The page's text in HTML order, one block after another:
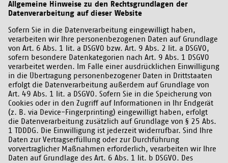
Allgemeine Hinweise zu den Rechtsgrundlagen der
Datenverarbeitung auf dieser Website
Sofern Sie in die Datenverarbeitung eingewilligt haben,
verarbeiten wir Ihre personenbezogenen Daten auf Grundlage
von Art. 6 Abs. 1 lit. a DSGVO bzw. Art. 9 Abs. 2 lit. a DSGVO,
sofern besondere Datenkategorien nach Art. 9 Abs. 1 DSGVO
verarbeitet werden. Im Falle einer ausdrücklichen Einwilligung
in die Übertragung personenbezogener Daten in Drittstaaten
erfolgt die Datenverarbeitung außerdem auf Grundlage von
Art. 49 Abs. 1 lit. a DSGVO. Sofern Sie in die Speicherung von
Cookies oder in den Zugriff auf Informationen in Ihr Endgerät
(z. B. via Device-Fingerprinting) eingewilligt haben, erfolgt
die Datenverarbeitung zusätzlich auf Grundlage von § 25 Abs.
1 TDDDG. Die Einwilligung ist jederzeit widerrufbar. Sind Ihre
Daten zur Vertragserfüllung oder zur Durchführung
vorvertraglicher Maßnahmen erforderlich, verarbeiten wir Ihre
Daten auf Grundlage des Art. 6 Abs. 1 lit. b DSGVO. Des